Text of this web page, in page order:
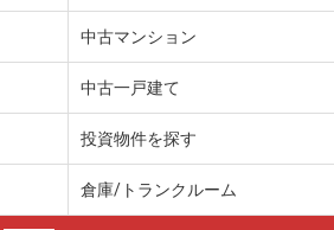
中古マンション
中古一戸建て
投資物件を探す
倉庫/トランクルーム